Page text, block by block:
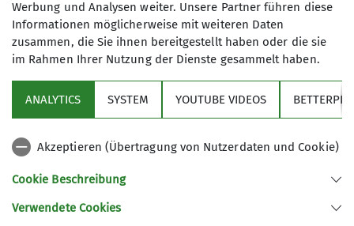
Aktuelles
DAV
Werbung und Analysen weiter. Unsere Partner führen diese
Informationen möglicherweise mit weiteren Daten
zusammen, die Sie ihnen bereitgestellt haben oder die sie
im Rahmen Ihrer Nutzung der Dienste gesammelt haben.
ANALYTICS SYSTEM YOUTUBE VIDEOS
Akzeptieren (Übertragung von Nutzerdaten und Cookie)
Cookie Beschreibung
Verwendete Cookies